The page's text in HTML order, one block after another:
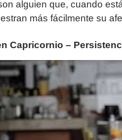
alguien que, cuando
más fácilmente su
Capricornio –